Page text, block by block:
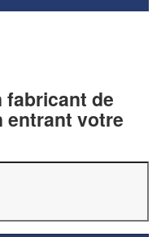
fabricant de
entrant votre